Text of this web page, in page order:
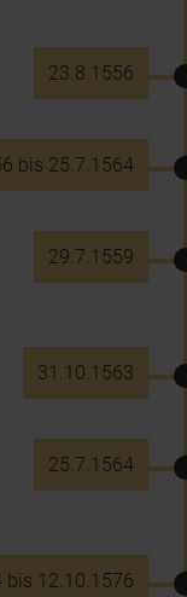
23.8.1556
bis 25.7.1564
29.7.1559
31.10.1563
25.7.1564
bis 12.10.1576